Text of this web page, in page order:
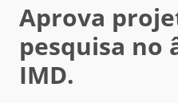
Aprova
pesquisa no
IMD.